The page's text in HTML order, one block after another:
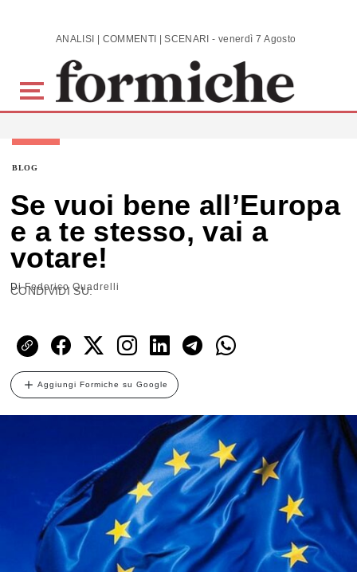
Skip to main content ANALISI | COMMENTI | SCENARI - venerdì 7 Agosto 2026
BLOG
Se vuoi bene all’Europa
e a te stesso, vai a
votare!
DiFederico Quadrelli
CONDIVIDI SU:
Aggiungi Formiche su Google